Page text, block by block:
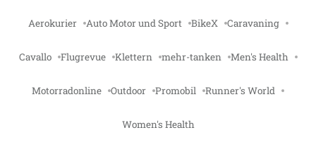
Aerokurier Auto Motor und Sport BikeX Caravaning
Cavallo Flugrevue Klettern mehr-tanken Men's Health
Motorradonline Outdoor Promobil Runner's World
Women's Health